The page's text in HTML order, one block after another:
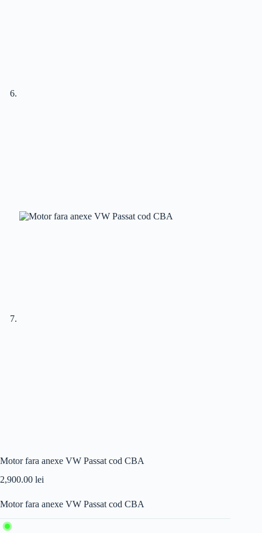
Motor fara anexe VW Passat cod CBA
2,900.00 lei
Motor fara anexe VW Passat cod CBA